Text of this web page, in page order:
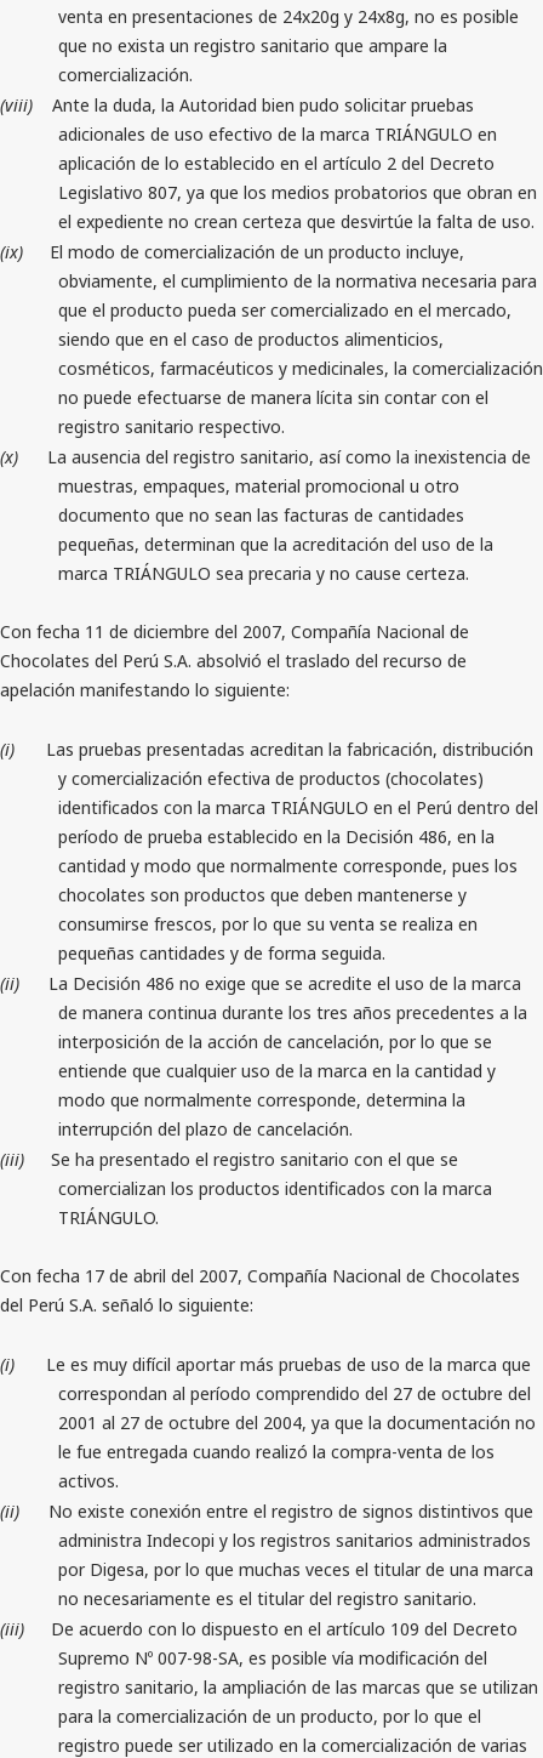
venta en presentaciones de 24x20g y 24x8g, no es posible
que no exista un registro sanitario que ampare la
comercialización.
(viii)
Ante la duda, la Autoridad bien pudo solicitar pruebas
adicionales de uso efectivo de la marca TRIÁNGULO en
aplicación de lo establecido en el artículo 2 del Decreto
Legislativo 807, ya que los medios probatorios que obran en
el expediente no crean certeza que desvirtúe la falta de uso.
(ix)
El modo de comercialización de un producto incluye,
obviamente, el cumplimiento de la normativa necesaria para
que el producto pueda ser comercializado en el mercado,
siendo que en el caso de productos alimenticios,
cosméticos, farmacéuticos y medicinales, la comercialización
no puede efectuarse de manera lícita sin contar con el
registro sanitario respectivo.
(x)
La ausencia del registro sanitario, así como la inexistencia de
muestras, empaques, material promocional u otro
documento que no sean las facturas de cantidades
pequeñas, determinan que la acreditación del uso de la
marca TRIÁNGULO sea precaria y no cause certeza.
Con fecha 11 de diciembre del 2007, Compañía Nacional de
Chocolates del Perú S.A. absolvió el traslado del recurso de
apelación manifestando lo siguiente:
(i)
Las pruebas presentadas acreditan la fabricación, distribución
y comercialización efectiva de productos (chocolates)
identificados con la marca TRIÁNGULO en el Perú dentro del
período de prueba establecido en la Decisión 486, en la
cantidad y modo que normalmente corresponde, pues los
chocolates son productos que deben mantenerse y
consumirse frescos, por lo que su venta se realiza en
pequeñas cantidades y de forma seguida.
(ii)
La Decisión 486 no exige que se acredite el uso de la marca
de manera continua durante los tres años precedentes a la
interposición de la acción de cancelación, por lo que se
entiende que cualquier uso de la marca en la cantidad y
modo que normalmente corresponde, determina la
interrupción del plazo de cancelación.
(iii)
Se ha presentado el registro sanitario con el que se
comercializan los productos identificados con la marca
TRIÁNGULO.
Con fecha 17 de abril del 2007, Compañía Nacional de Chocolates
del Perú S.A. señaló lo siguiente:
(i)
Le es muy difícil aportar más pruebas de uso de la marca que
correspondan al período comprendido del 27 de octubre del
2001 al 27 de octubre del 2004, ya que la documentación no
le fue entregada cuando realizó la compra-venta de los
activos.
(ii)
No existe conexión entre el registro de signos distintivos que
administra Indecopi y los registros sanitarios administrados
por Digesa, por lo que muchas veces el titular de una marca
no necesariamente es el titular del registro sanitario.
(iii)
De acuerdo con lo dispuesto en el artículo 109 del Decreto
Supremo Nº 007-98-SA, es posible vía modificación del
registro sanitario, la ampliación de las marcas que se utilizan
para la comercialización de un producto, por lo que el
registro puede ser utilizado en la comercialización de varias